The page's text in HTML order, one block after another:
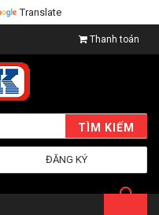
Translate
Thanh toán
TÌM KIẾM
ĐĂNG KÝ